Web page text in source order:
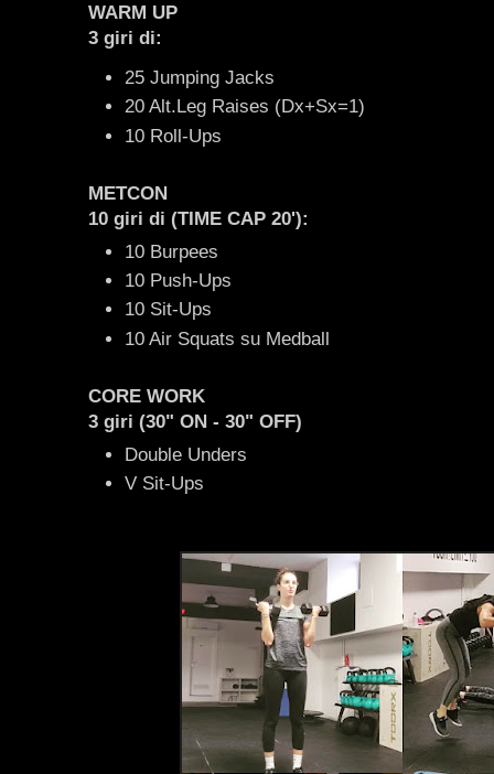
WARM UP
3 giri di:
25 Jumping Jacks
20 Alt.Leg Raises (Dx+Sx=1)
10 Roll-Ups
METCON
10 giri di (TIME CAP 20'):
10 Burpees
10 Push-Ups
10 Sit-Ups
10 Air Squats su Medball
CORE WORK
3 giri (30" ON - 30" OFF)
Double Unders
V Sit-Ups